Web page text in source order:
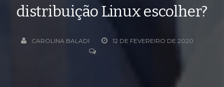
distribuição Linux escolher?
CAROLINA BALADI 12 DE FEVEREIRO DE 2020